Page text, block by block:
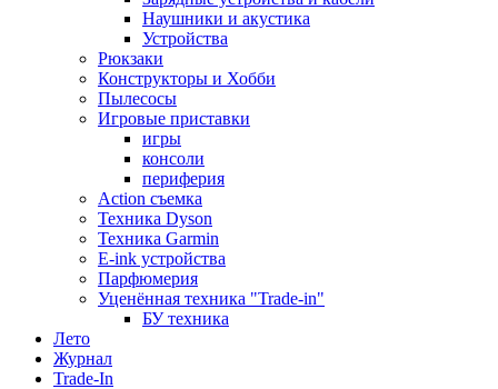
Наушники и акустика
Устройства
Рюкзаки
Конструкторы и Хобби
Пылесосы
Игровые приставки
игры
консоли
периферия
Action съемка
Техника Dyson
Техника Garmin
E-ink устройства
Парфюмерия
Уценённая техника "Trade-in"
БУ техника
Лето
Журнал
Trade-In